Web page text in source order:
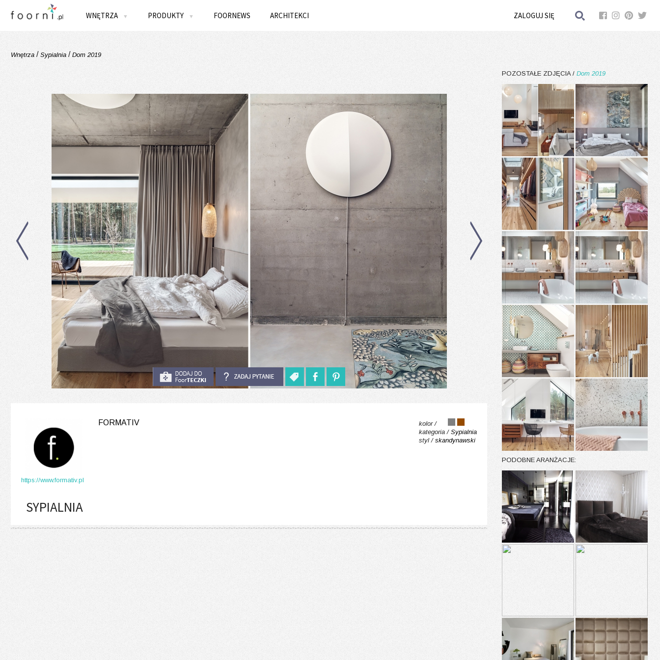
WNĘTRZA ▼ PRODUKTY ▼ FOORNEWS ARCHITEKCI ZALOGUJ SIĘ
Wnętrza / Sypialnia / Dom 2019
POZOSTAŁE ZDJĘCIA / Dom 2019
PODOBNE ARANŻACJE:
FORMATIV
https://www.formativ.pl
kolor /
kategoria / Sypialnia
styl / skandynawski
SYPIALNIA